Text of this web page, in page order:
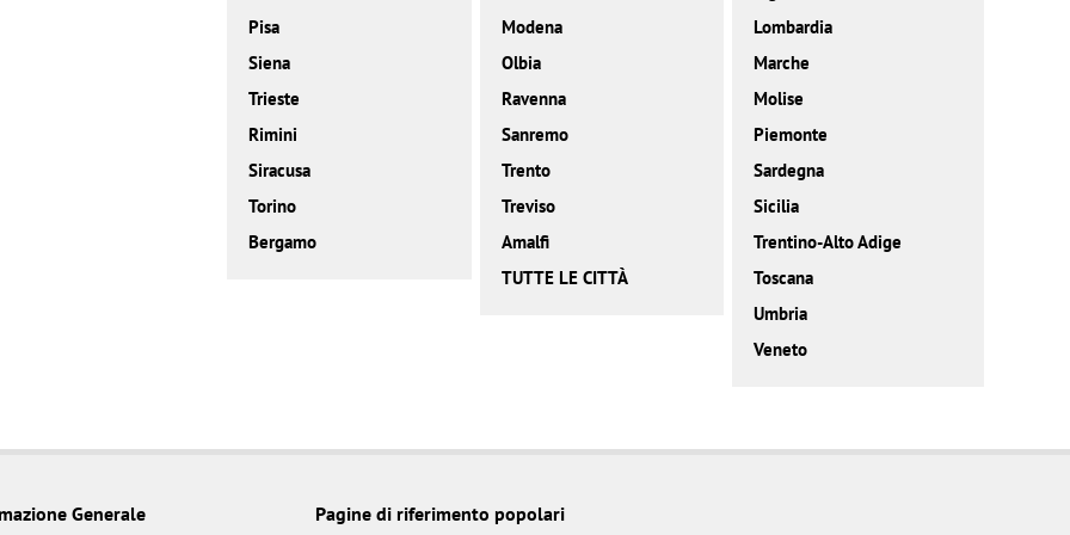
Pisa
Siena
Trieste
Rimini
Siracusa
Torino
Bergamo
Modena
Olbia
Ravenna
Sanremo
Trento
Treviso
Amalfi
TUTTE LE CITTÀ
Lombardia
Marche
Molise
Piemonte
Sardegna
Sicilia
Trentino-Alto Adige
Toscana
Umbria
Veneto
Generale Pagine di riferimento popolari